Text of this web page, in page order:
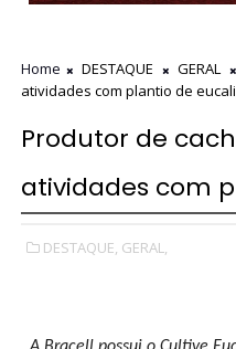
Home DESTAQUE GERAL
atividades com plantio de
Produtor de
atividades com
DESTAQUE, GERAL,